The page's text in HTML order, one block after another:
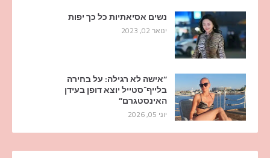
נשים אסיאתיות כל כך יפות
ינואר 02, 2023
“אישה לא רגילה: על בחירה
בלייף־סטייל יוצא דופן בעידן
האינסטגרם”
יוני 05, 2026